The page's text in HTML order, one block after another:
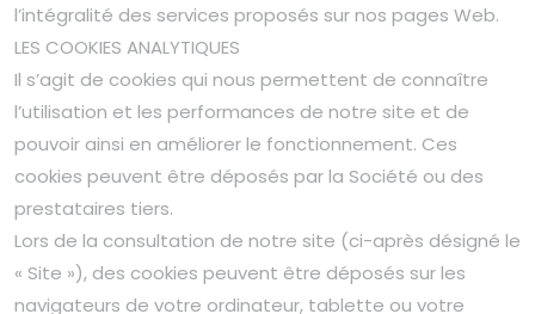
l’intégralité des services proposés sur nos pages Web.
LES COOKIES ANALYTIQUES
Il s’agit de cookies qui nous permettent de connaître
l’utilisation et les performances de notre site et de
pouvoir ainsi en améliorer le fonctionnement. Ces
cookies peuvent être déposés par la Société ou des
prestataires tiers.
Lors de la consultation de notre site (ci-après désigné le
« Site »), des cookies peuvent être déposés sur les
navigateurs de votre ordinateur, tablette ou votre